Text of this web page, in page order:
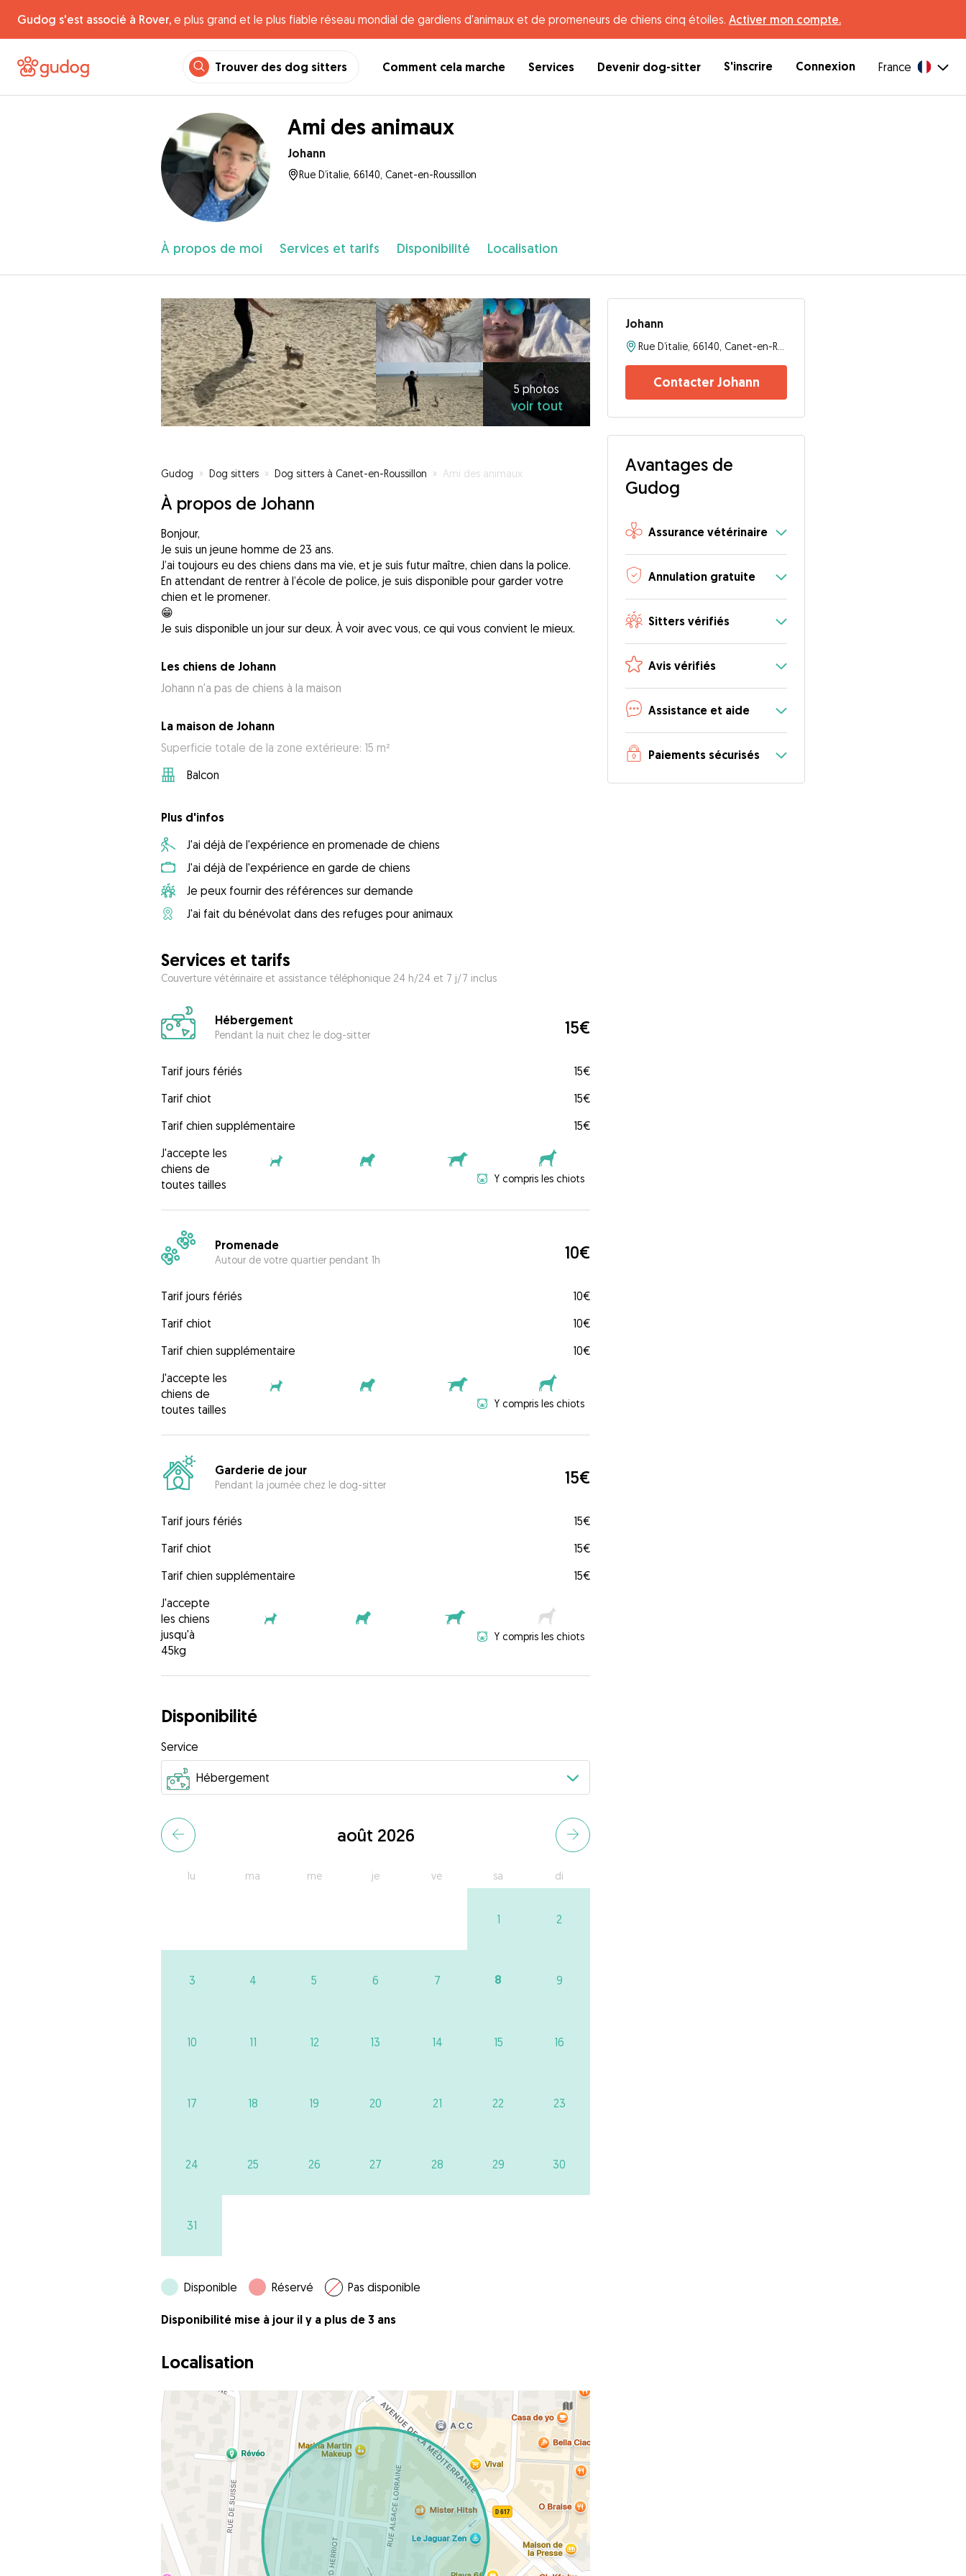
Gudog s'est associé à Rover, e plus grand et le plus fiable réseau mondial de gardiens d'animaux et de promeneurs de chiens cinq étoiles. Activer mon compte.
Trouver des dog sitters Comment cela marche Services Devenir dog-sitter S'inscrire Connexion France
Ami des animaux
Johann
Rue D’italie, 66140, Canet-en-Roussillon
À propos de moi Services et tarifs Disponibilité Localisation
5 photos
voir tout
photos
Gudog » Dog sitters » Dog sitters à Canet-en-Roussillon » Ami des animaux
À propos de Johann
Bonjour,
Je suis un jeune homme de 23 ans.
J’ai toujours eu des chiens dans ma vie, et je suis futur maître, chien dans la police.
En attendant de rentrer à l’école de police, je suis disponible pour garder votre
chien et le promener.
😁
Je suis disponible un jour sur deux. À voir avec vous, ce qui vous convient le mieux.
Les chiens de Johann
Johann n'a pas de chiens à la maison
La maison de Johann
Superficie totale de la zone extérieure: 15 m²
Balcon
Plus d'infos
J'ai déjà de l'expérience en promenade de chiens
J'ai déjà de l'expérience en garde de chiens
Je peux fournir des références sur demande
J'ai fait du bénévolat dans des refuges pour animaux
Services et tarifs
Couverture vétérinaire et assistance téléphonique 24 h/24 et 7 j/7 inclus
Hébergement
Pendant la nuit chez le dog-sitter 15€
Tarif jours fériés
15€
Tarif chiot
15€
Tarif chien supplémentaire
15€
J'accepte les
chiens de
toutes tailles
Y compris les chiots
Promenade
Autour de votre quartier pendant 1h 10€
Tarif jours fériés
10€
Tarif chiot
10€
Tarif chien supplémentaire
10€
J'accepte les
chiens de
toutes tailles
Y compris les chiots
Garderie de jour
Pendant la journée chez le dog-sitter 15€
Tarif jours fériés
15€
Tarif chiot
15€
Tarif chien supplémentaire
15€
J'accepte
les chiens
jusqu'à
45kg
Y compris les chiots
Disponibilité
Service
août 2026
lu ma me je ve sa di
1 2
3 4 5 6 7 8 9
10 11 12 13 14 15 16
17 18 19 20 21 22 23
24 25 26 27 28 29 30
31
Disponible Réservé Pas disponible
Disponibilité mise à jour il y a plus de 3 ans
Localisation
Johann
Contacter Johann
Avantages de
Gudog
Assurance vétérinaire
Annulation gratuite
Sitters vérifiés
Avis vérifiés
Assistance et aide
Paiements sécurisés